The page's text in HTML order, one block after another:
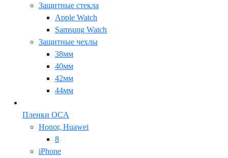
Защитные стекла
Apple Watch
Samsung Watch
Защитные чехлы
38мм
40мм
42мм
44мм
Пленки OCA
Honor, Huawei
8
iPhone